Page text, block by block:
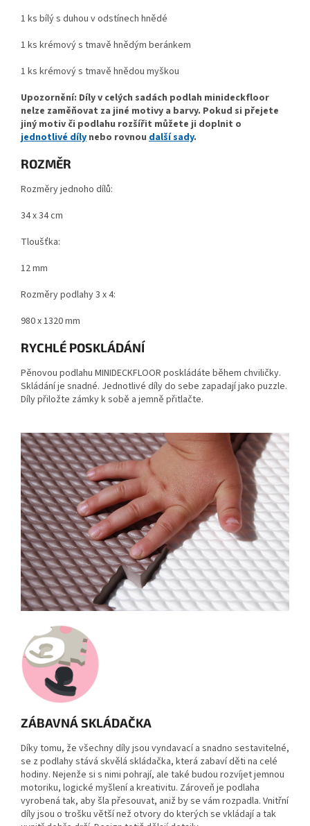
1 ks bílý s duhou v odstínech hnědé
1 ks krémový s tmavě hnědým beránkem
1 ks krémový s tmavě hnědou myškou
Upozornění: Díly v celých sadách podlah minideckfloor
nelze zaměňovat za jiné motivy a barvy. Pokud si přejete
jiný motiv či podlahu rozšířit můžete ji doplnit o
jednotlivé díly nebo rovnou další sady.
ROZMĚR
Rozměry jednoho dílů:
34 x 34 cm
Tloušťka:
12 mm
Rozměry podlahy 3 x 4:
980 x 1320 mm
RYCHLÉ POSKLÁDÁNÍ
Pěnovou podlahu MINIDECKFLOOR poskládáte během chviličky.
Skládání je snadné. Jednotlivé díly do sebe zapadají jako puzzle.
Díly přiložte zámky k sobě a jemně přitlačte.
ZÁBAVNÁ SKLÁDAČKA
Díky tomu, že všechny díly jsou vyndavací a snadno sestavitelné,
se z podlahy stává skvělá skládačka, která zabaví děti na celé
hodiny. Nejenže si s nimi pohrají, ale také budou rozvíjet jemnou
motoriku, logické myšlení a kreativitu. Zároveň je podlaha
vyrobená tak, aby šla přesouvat, aniž by se vám rozpadla. Vnitřní
díly jsou o trošku větší než otvory do kterých se vkládají a tak